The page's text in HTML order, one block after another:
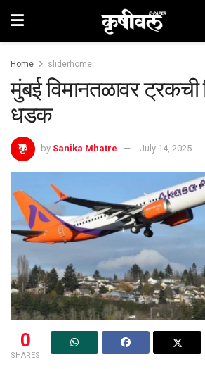
Home sliderhome
मुंबई विमानतळावर ट्रकची
धडक
by Sanika Mhatre July 14, 2025
0
SHARES